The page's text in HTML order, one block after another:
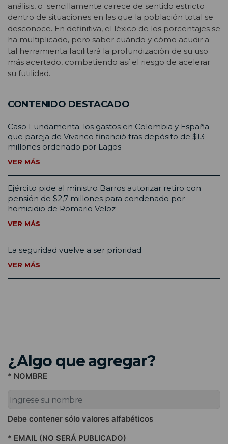
análisis, o sencillamente carece de sentido estricto
dentro de situaciones en las que la población total se
desconoce. En definitiva, el léxico de los porcentajes se
ha multiplicado, pero saber cuándo y cómo acudir a
tal herramienta facilitará la profundización de su uso
más acertado, combatiendo así el riesgo de acelerar
su futilidad.
CONTENIDO DESTACADO
Caso Fundamenta: los gastos en Colombia y España
que pareja de Vivanco financió tras depósito de $13
millones ordenado por Lagos
VER MÁS
Ejército pide al ministro Barros autorizar retiro con
pensión de $2,7 millones para condenado por
homicidio de Romario Veloz
VER MÁS
La seguridad vuelve a ser prioridad
VER MÁS
¿Algo que agregar?
* NOMBRE
Debe contener sólo valores alfabéticos
* EMAIL (NO SERÁ PUBLICADO)